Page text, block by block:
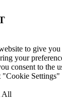
to give
your
consent to the
Settings"
All